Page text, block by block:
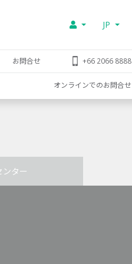
JP
お問合せ +66 2066 8888
オンラインでのお問合せ
ンター